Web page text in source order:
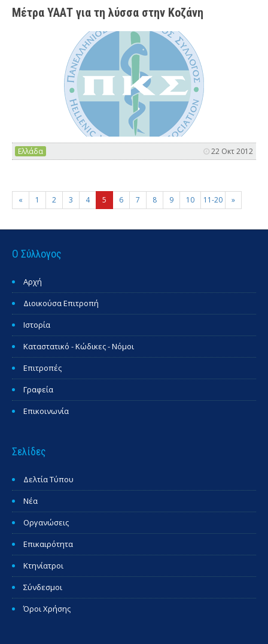
Μέτρα ΥΑΑΤ για τη λύσσα στην Κοζάνη
Ελλάδα 22 Οκτ 2012
« 1 2 3 4 5 6 7 8 9 10 11-20 »
Ο Σύλλογος
Αρχή
Διοικούσα Επιτροπή
Ιστορία
Καταστατικό - Κώδικες - Νόμοι
Επιτροπές
Γραφεία
Επικοινωνία
Σελίδες
Δελτία Τύπου
Νέα
Οργανώσεις
Επικαιρότητα
Κτηνίατροι
Σύνδεσμοι
Όροι Χρήσης